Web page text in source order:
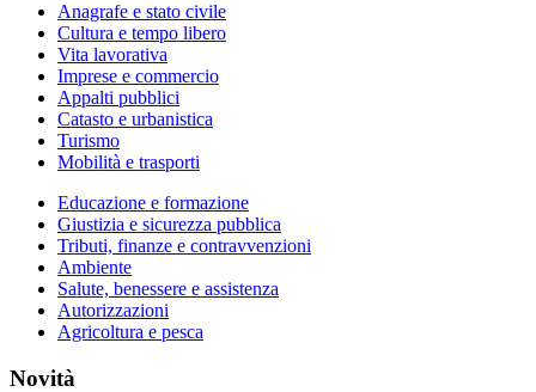
Anagrafe e stato civile
Cultura e tempo libero
Vita lavorativa
Imprese e commercio
Appalti pubblici
Catasto e urbanistica
Turismo
Mobilità e trasporti
Educazione e formazione
Giustizia e sicurezza pubblica
Tributi, finanze e contravvenzioni
Ambiente
Salute, benessere e assistenza
Autorizzazioni
Agricoltura e pesca
Novità